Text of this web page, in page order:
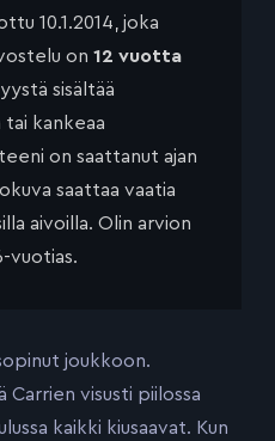
10.1.2014, joka
on 12 vuotta
sisältää
kankeaa
on saattanut ajan
saattaa vaatia
aivoilla. Olin arvion
vuotias.
joukkoon.
Carrien visusti piilossa
kaikki kiusaavat. Kun